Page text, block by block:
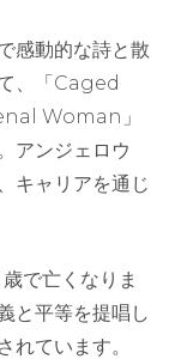
感動的な詩と散
、「Caged
Woman」
アンジェロウ
キャリアを通じ
で亡くなりま
と平等を提唱し
れています。